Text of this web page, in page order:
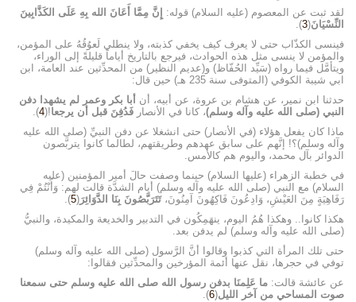
لقد ثبت عن المعصوم (عليه السلام) قوله:
إِنَّ مِمَّا أَعَانَ الله بِهِ عَلَى الكَذَّابِينَ
النِّسْيَانَ(
3
).
فينسى الكذّاب حتى لا يعرف كيف يخفي كذبته، ولا ينطلي لَعوُقُهُ على المؤمن،
والمؤمن لا ينسى مثل هذه الحوادث، فيرجع بالتاريخ أياماً قليلةً إلى الوراء،
ويتأمَّل فيما رواه (سَيِّد الحُفّاظ) و(عديم النظير) من المحدِّثين عند العامة، ابن
ابي شيبة الكوفي (المتوفى سنة 235 هـ) حين قال:
حدثنا ابن نمير، عن هشام بن عروة، عن أبيه، أن أبا بكر وعمر لم يشهدا دفن
النبي (صلى الله عليه وآله وسلم)، كانا في الأنصار فَدُفِنَ قبل أن يرجعا!(
4
).
ماذا كان يفعل هؤلاء (في الأنصار) حتى انشغلا عن دفن النبيِّ (صلى الله عليه
وآله وسلم)؟! إنَّهم على سابق عهدهم وطريقتهم، لطالما كانوا يتربَّصون
الدوائر بآل محمد، واليوم هم كالأمس.
في خطبة الزهراء (عليها السلام) حينما وصفت حالَ أمير المؤمنين (عليه
السلام) مع النبي (صلى الله عليه وآله وسلم) أيام الشدَّة قالت لهم: وَأَنْتُمْ فِي
رَفَاهِيَةٍ مِنَ العَيْشِ، وَادِعُونَ فَاكِهُونَ آمِنُونَ،تَتَرَبَّصُونَ بِنَا الدَّوَائِرَ(
5
).
هكذا كانوا.. وهكذا هُمُ اليوم، ينهَمِكُون في التدبير والخديعة والمكيدة، والنبيُّ
(صلى الله عليه وآله وسلم) لم يدفن بعد.
حتى تلك المرأة التي كذبوا وقالوا أنَّ الرَّسول (صلى الله عليه وآله وسلم)
توفي في حجرها، نقل عنها أئمة المؤرخين والمحدِّثين فقالوا:
عن عائشة قالت: ما عَلِمنَا بدفن رسول الله صلى الله عليه وسلم حتى سمعنا
صوت المساحي من آخر الليل(
6
).